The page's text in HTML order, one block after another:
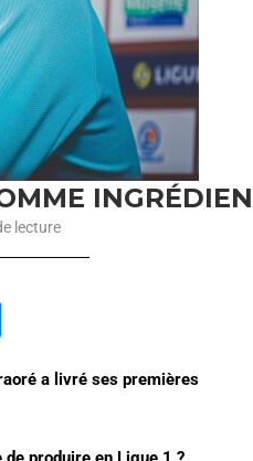
lecture
a livré ses premières